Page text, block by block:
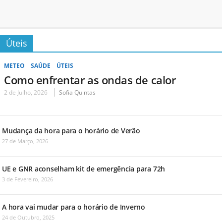
Úteis
METEO SAÚDE ÚTEIS
Como enfrentar as ondas de calor
2 de Julho, 2026 Sofia Quintas
Mudança da hora para o horário de Verão
27 de Março, 2026
UE e GNR aconselham kit de emergência para 72h
3 de Fevereiro, 2026
A hora vai mudar para o horário de Inverno
24 de Outubro, 2025